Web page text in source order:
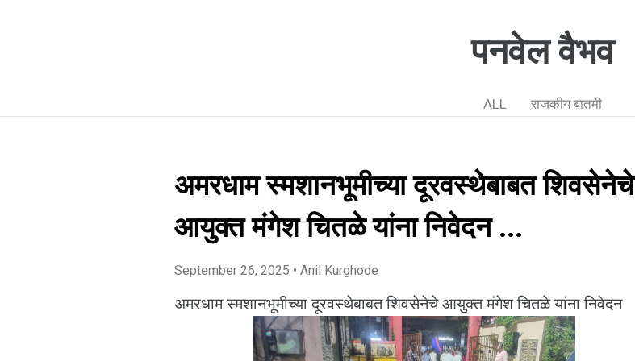
पनवेल वैभव
ALL राजकीय बातमी
अमरधाम स्मशानभूमीच्या दूरवस्थेबाबत शिवसेनेचे
आयुक्त मंगेश चितळे यांना निवेदन ...
September 26, 2025 • Anil Kurghode
अमरधाम स्मशानभूमीच्या दूरवस्थेबाबत शिवसेनेचे आयुक्त मंगेश चितळे यांना निवेदन